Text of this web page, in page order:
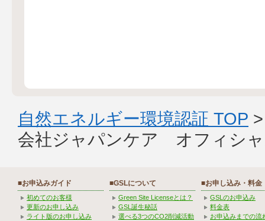
自然エネルギー環境認証 TOP
会社ジャパンケア オフィシ
■お申込みガイド
初めてのお客様
更新のお申し込み
ライト版のお申し込み
■GSLについて
Green Site Licenseとは？
GSL誕生秘話
選べる3つのCO2削減活動
■お申し込み・料金
GSLのお申込み
料金表
お申込みまでの流